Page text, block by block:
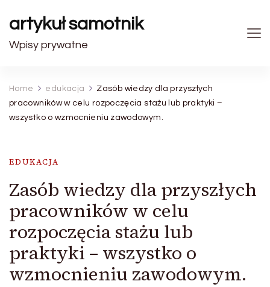
artykuł samotnik
Wpisy prywatne
Home edukacja
Zasób wiedzy dla przyszłych
pracowników w celu rozpoczęcia stażu lub praktyki –
wszystko o wzmocnieniu zawodowym.
EDUKACJA
Zasób wiedzy dla przyszłych
pracowników w celu
rozpoczęcia stażu lub
praktyki – wszystko o
wzmocnieniu zawodowym.